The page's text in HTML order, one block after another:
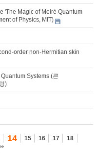
'The Magic of Moiré Quantum
of Physics, MIT)
order non-Hermitian skin
Systems (큰
)
14 15 16 17
18